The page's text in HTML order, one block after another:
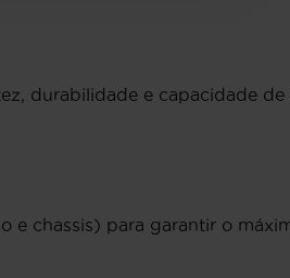
durabilidade e capacidade de
e chassis) para garantir o